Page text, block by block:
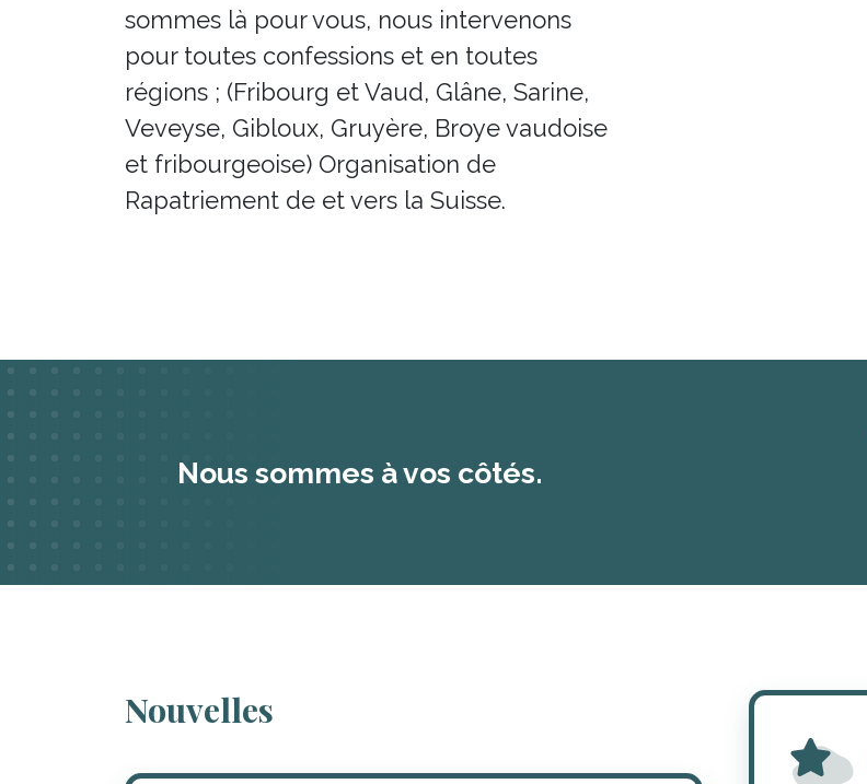
sommes là pour vous, nous intervenons
pour toutes confessions et en toutes
régions ; (Fribourg et Vaud, Glâne, Sarine,
Veveyse, Gibloux, Gruyère, Broye vaudoise
et fribourgeoise) Organisation de
Rapatriement de et vers la Suisse.
Nous sommes à vos côtés.
Nouvelles